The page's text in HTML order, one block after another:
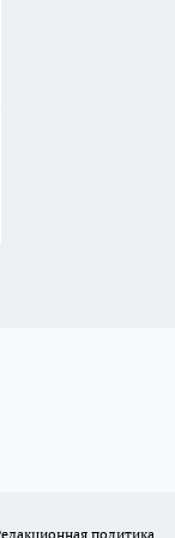
политика